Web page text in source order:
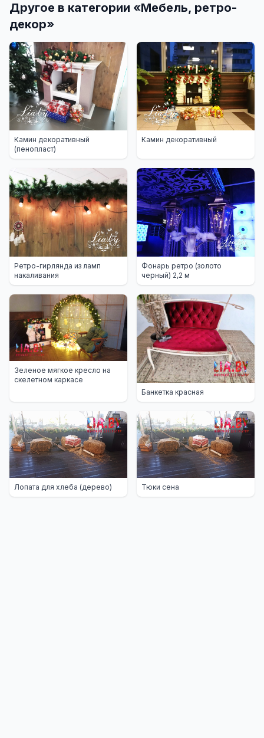
Другое в категории «Мебель, ретро-
декор»
Камин декоративный
(пенопласт)
Камин декоративный
Ретро-гирлянда из ламп
накаливания
Фонарь ретро (золото
черный) 2,2 м
Зеленое мягкое кресло на
скелетном каркасе
Банкетка красная
Лопата для хлеба (дерево) Тюки сена